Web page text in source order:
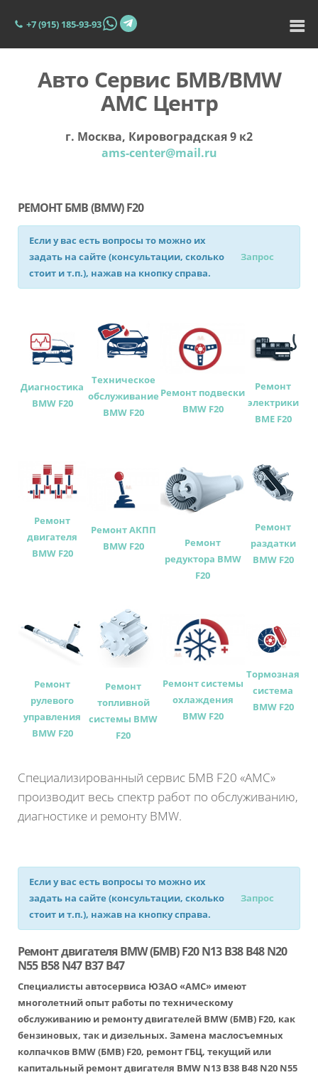
+7 (915) 185-93-93
Авто Сервис БМВ/BMW
АМС Центр
г. Москва, Кировоградская 9 к2
ams-center@mail.ru
РЕМОНТ БМВ (BMW) F20
Если у вас есть вопросы то можно их
задать на сайте (консультации, сколько
стоит и т.п.), нажав на кнопку справа.
Запрос
Диагностика
BMW F20
Техническое
обслуживание
BMW F20
Ремонт подвески
BMW F20
Ремонт
электрики
BME F20
Ремонт
двигателя
BMW F20
Ремонт АКПП
BMW F20
Ремонт
редуктора BMW
F20
Ремонт
раздатки
BMW F20
Ремонт
рулевого
управления
BMW F20
Ремонт
топливной
системы BMW
F20
Ремонт системы
охлаждения
BMW F20
Тормозная
система
BMW F20
Специализированный сервис БМВ F20 «АМС»
производит весь спектр работ по обслуживанию,
диагностике и ремонту BMW.
Если у вас есть вопросы то можно их
задать на сайте (консультации, сколько
стоит и т.п.), нажав на кнопку справа.
Запрос
Ремонт двигателя BMW (БМВ) F20 N13 B38 B48 N20
N55 B58 N47 B37 B47
Специалисты автосервиса ЮЗАО «АМС» имеют
многолетний опыт работы по техническому
обслуживанию и ремонту двигателей BMW (БМВ) F20, как
бензиновых, так и дизельных. Замена маслосъемных
колпачков BMW (БМВ) F20, ремонт ГБЦ, текущий или
капитальный ремонт двигателя BMW N13 B38 B48 N20 N55